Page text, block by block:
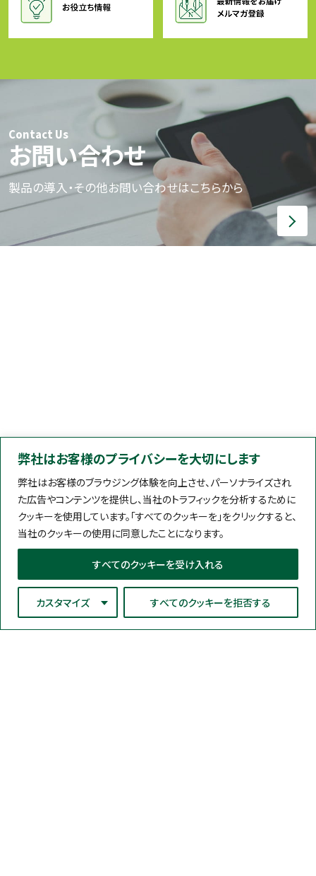
弊社はお客様のプライバシーを大切にします
弊社はお客様のブラウジング体験を向上させ、パーソナライズされ
た広告やコンテンツを提供し、当社のトラフィックを分析するために
クッキーを使用しています。「すべてのクッキーを」をクリックすると、
当社のクッキーの使用に同意したことになります。
カスタマイズ すべてのクッキーを拒否する
すべてのクッキーを受け入れる
Contact Us
お問い合わせ
製品の導入・その他お問い合わせはこちらから